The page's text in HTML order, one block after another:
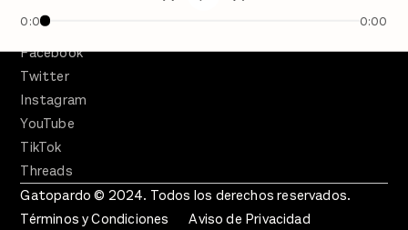
0:00 0:00
Facebook
Twitter
Instagram
YouTube
TikTok
Threads
Gatopardo © 2024. Todos los derechos reservados.
Términos y Condiciones
Aviso de Privacidad